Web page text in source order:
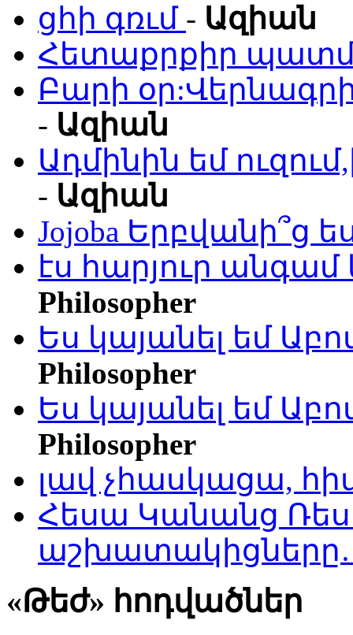
ցհի գռւմ - Ազիան
Հետաքրքիր
Բարի
- Ազիան
Ադմինին եմ
- Ազիան
Jojoba Երբվանի՞ց
էս հարյուր
Philosopher
Ես կայանել եմ
Philosopher
Ես կայանել եմ
Philosopher
լավ չհասկացա,
Հեսա Կանանց
«Թեժ» հոդվածներ